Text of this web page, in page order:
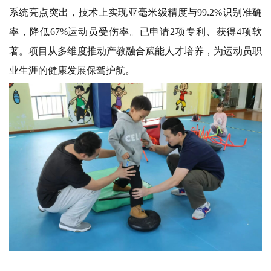
系统亮点突出，技术上实现亚毫米级精度与99.2%识别准确
率，降低67%运动员受伤率。已申请2项专利、获得4项软
著。项目从多维度推动产教融合赋能人才培养，为运动员职
业生涯的健康发展保驾护航。